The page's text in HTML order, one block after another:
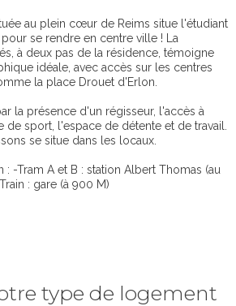
au plein cœur de Reims situe l'étudiant
se rendre en centre ville ! La
à deux pas de la résidence, témoigne
idéale, avec accès sur les centres
la place Drouet d'Erlon.
la présence d'un régisseur, l'accès à
de sport, l'espace de détente et de travail.
se situe dans les locaux.
-Tram A et B : station Albert Thomas (au
: gare (à 900 M)
type de logement